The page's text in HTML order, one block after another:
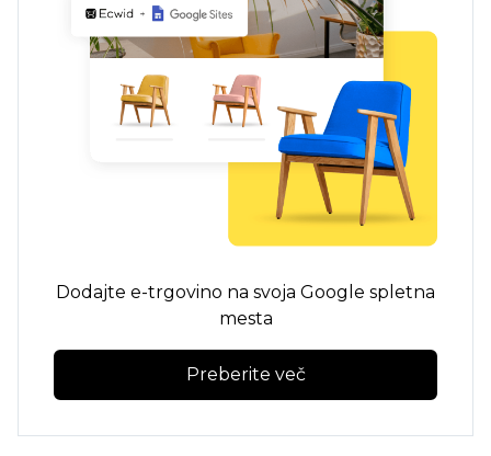
Dodajte e-trgovino na svoja Google spletna
mesta
Preberite več